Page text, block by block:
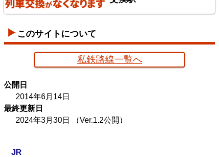
楽天市場 書泉
このサイトについて
私鉄路線一覧へ
公開日
2014年6月14日
最終更新日
2024年3月30日
（Ver.1.2公開）
JR